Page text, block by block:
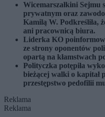
Wicemarszałkini Sejmu
prywatnym oraz
Kamilą W. Podkreśliła,
ani pracownicą biura.
Liderka KO
ze strony oponentów
opartą na kłamstwach
Polityczka potępiła
bieżącej walki o kapitał
przestępstwo pedofilii
Reklama
Reklama